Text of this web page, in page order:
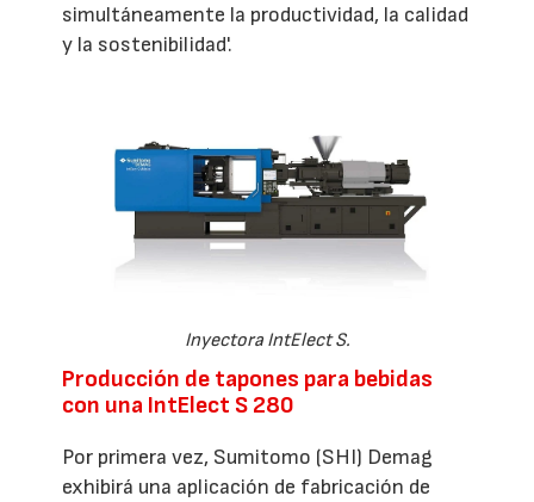
simultáneamente la productividad, la calidad
y la sostenibilidad'.
Inyectora IntElect S.
Producción de tapones para bebidas
con una IntElect S 280
Por primera vez, Sumitomo (SHI) Demag
exhibirá una aplicación de fabricación de